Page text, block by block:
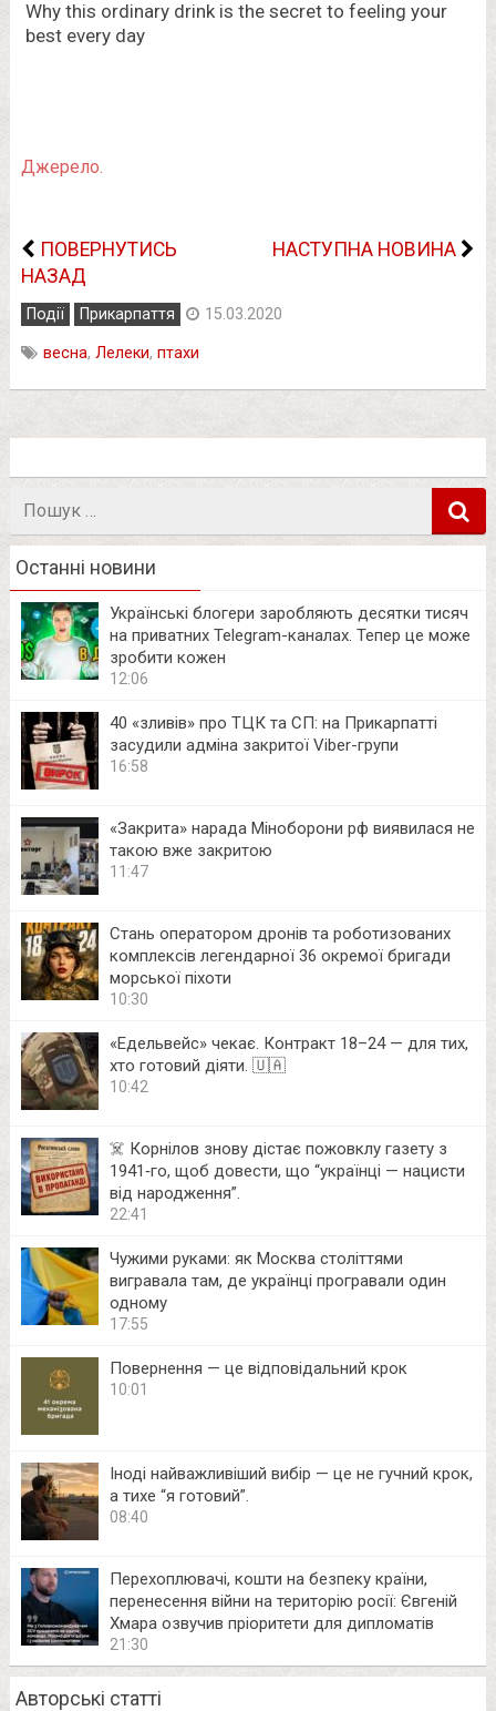
Джерело.
ПОВЕРНУТИСЬ
НАЗАД
НАСТУПНА НОВИНА
Події Прикарпаття 15.03.2020
весна, Лелеки, птахи
Останні новини
Українські блогери заробляють десятки тисяч
на приватних Telegram-каналах. Тепер це може
зробити кожен
12:06
40 «зливів» про ТЦК та СП: на Прикарпатті
засудили адміна закритої Viber-групи
16:58
«Закрита» нарада Міноборони рф виявилася не
такою вже закритою
11:47
Стань оператором дронів та роботизованих
комплексів легендарної 36 окремої бригади
морської піхоти
10:30
«Едельвейс» чекає. Контракт 18–24 — для тих,
хто готовий діяти. 🇺🇦
10:42
☠️ Корнілов знову дістає пожовклу газету з
1941‑го, щоб довести, що “українці — нацисти
від народження”.
22:41
Чужими руками: як Москва століттями
вигравала там, де українці програвали один
одному
17:55
Повернення — це відповідальний крок
10:01
Іноді найважливіший вибір — це не гучний крок,
а тихе “я готовий”.
08:40
Перехоплювачі, кошти на безпеку країни,
перенесення війни на територію росії: Євгеній
Хмара озвучив пріоритети для дипломатів
21:30
Авторські статті